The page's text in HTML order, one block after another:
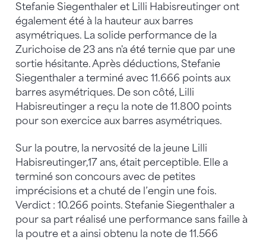
Stefanie Siegenthaler et Lilli Habisreutinger ont
également été à la hauteur aux barres
asymétriques. La solide performance de la
Zurichoise de 23 ans n'a été ternie que par une
sortie hésitante. Après déductions, Stefanie
Siegenthaler a terminé avec 11.666 points aux
barres asymétriques. De son côté, Lilli
Habisreutinger a reçu la note de 11.800 points
pour son exercice aux barres asymétriques.
Sur la poutre, la nervosité de la jeune Lilli
Habisreutinger,17 ans, était perceptible. Elle a
terminé son concours avec de petites
imprécisions et a chuté de l’engin une fois.
Verdict : 10.266 points. Stefanie Siegenthaler a
pour sa part réalisé une performance sans faille à
la poutre et a ainsi obtenu la note de 11.566